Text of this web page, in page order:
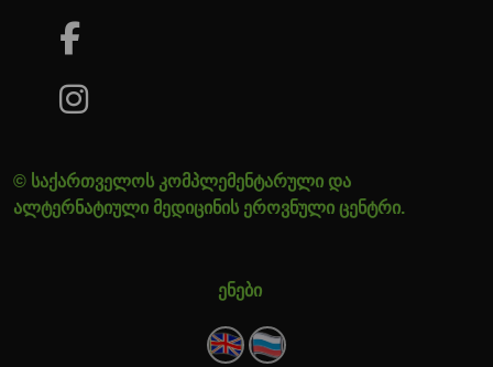
© საქართველოს კომპლემენტარული და
ალტერნატიული მედიცინის ეროვნული ცენტრი.
ენები